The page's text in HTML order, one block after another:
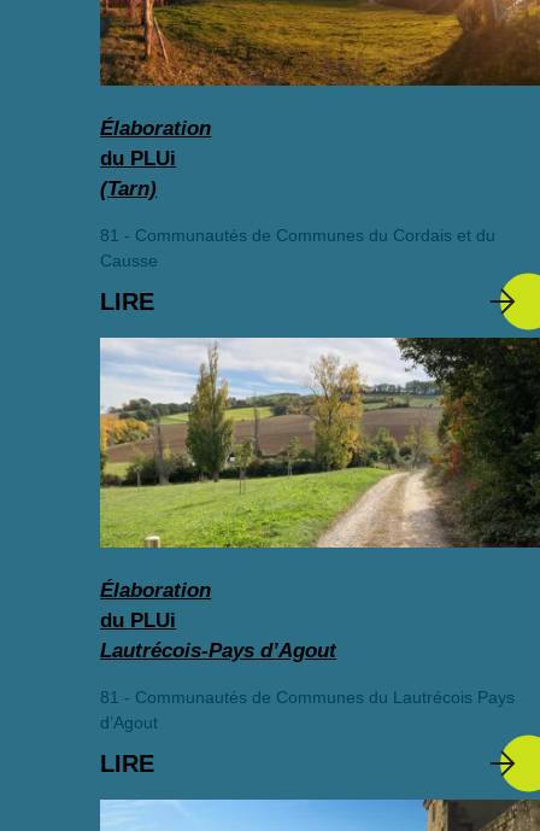
Élaboration
du PLUi
(Tarn)
81 - Communautés de Communes du Cordais et du
Causse
LIRE
Élaboration
du PLUi
Lautrécois-Pays d’Agout
81 - Communautés de Communes du Lautrécois Pays
d’Agout
LIRE